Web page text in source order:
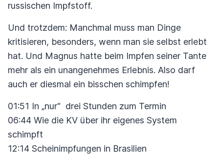
russischen Impfstoff.
Und trotzdem: Manchmal muss man Dinge
kritisieren, besonders, wenn man sie selbst erlebt
hat. Und Magnus hatte beim Impfen seiner Tante
mehr als ein unangenehmes Erlebnis. Also darf
auch er diesmal ein bisschen schimpfen!
01:51 In „nur“ drei Stunden zum Termin
06:44 Wie die KV über ihr eigenes System
schimpft
12:14 Scheinimpfungen in Brasilien